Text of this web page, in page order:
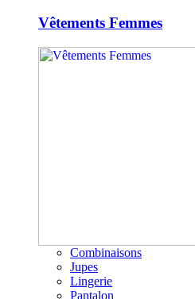
Vêtements Femmes
Combinaisons
Jupes
Lingerie
Pantalon